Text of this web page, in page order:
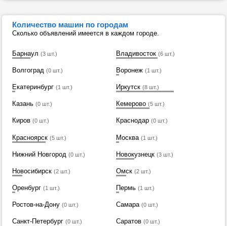
Количество машин по городам
Сколько объявлений имеется в каждом городе.
Барнаул (3 шт.) Владивосток (6 шт.)
Волгоград (0 шт.) Воронеж (1 шт.)
Екатеринбург (1 шт.) Иркутск (8 шт.)
Казань (0 шт.) Кемерово (5 шт.)
Киров (0 шт.) Краснодар (0 шт.)
Красноярск (5 шт.) Москва (1 шт.)
Нижний Новгород (0 шт.) Новокузнецк (3 шт.)
Новосибирск (2 шт.) Омск (2 шт.)
Оренбург (1 шт.) Пермь (1 шт.)
Ростов-на-Дону (0 шт.) Самара (0 шт.)
Санкт-Петербург (0 шт.) Саратов (0 шт.)